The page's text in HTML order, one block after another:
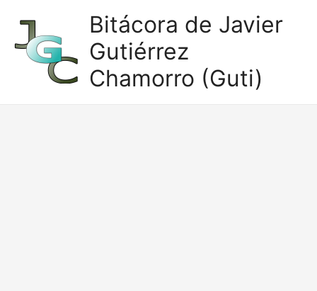
contenido
Bitácora de Javier
Gutiérrez
Chamorro (Guti)